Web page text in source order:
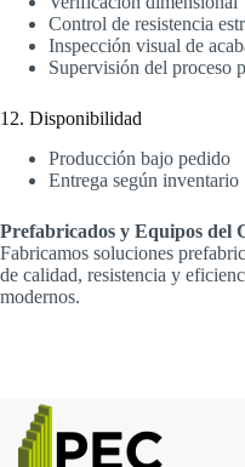
Control de resistencia
Inspección visual de
Supervisión del proceso
12. Disponibilidad
Producción bajo pedido
Entrega según inventario
Prefabricados y Equipos del
Fabricamos soluciones
de calidad, resistencia y
modernos.